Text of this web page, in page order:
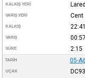
KALKIŞ YERI
VARIŞ YERI Cent
KALKIŞ 22:41
VARIŞ 00:57
SÜRE 2:15
TARIH 05-
UÇAK DC93